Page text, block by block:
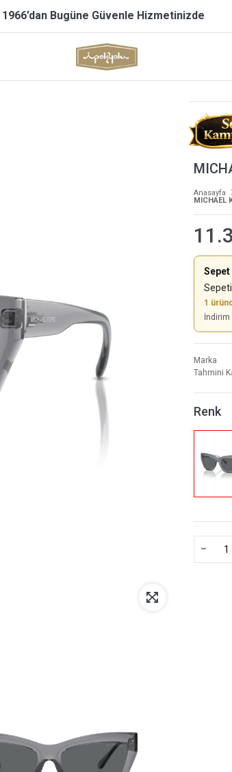
1966’dan Bugüne Güvenle Hizmetinizde
Anasayfa
MICHAEL
Sepet
1
İndirim
Marka
Tahmini
Renk
-